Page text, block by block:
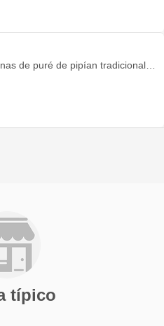
de puré de pipían tradicional a
cebolla y ajó;
típico